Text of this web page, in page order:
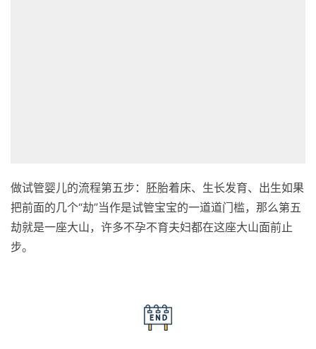
做试管婴儿的流程第五步：胚胎着床、生长发育、出生如果
把前面的几个“劫”当作是试管宝宝的一道道门槛，那么第五
劫就是一座大山，许多不孕不育夫妇都在这座大山面前止
步。